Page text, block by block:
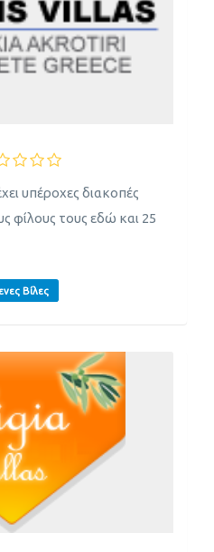
υπέροχες διακοπές
φίλους τους εδώ και 25
Βίλες